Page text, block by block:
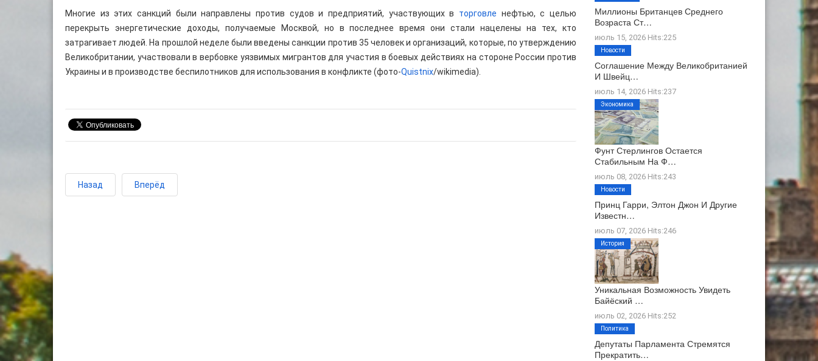
Многие из этих санкций были направлены против судов и предприятий, участвующих в торговле нефтью, с целью
перекрыть энергетические доходы, получаемые Москвой, но в последнее время они стали нацелены на тех, кто
затрагивает людей. На прошлой неделе были введены санкции против 35 человек и организаций, которые, по утверждению
Великобритании, участвовали в вербовке уязвимых мигрантов для участия в боевых действиях на стороне России против
Украины и в производстве беспилотников для использования в конфликте (фото-Quistnix/wikimedia).
Назад Вперёд
Миллионы Британцев Среднего
Возраста Ст…
июль 15, 2026 Hits:225
Соглашение Между Великобританией
И Швейц…
июль 14, 2026 Hits:237
Новости
Фунт Стерлингов Остается
Стабильным На Ф…
июль 08, 2026 Hits:243
Экономика
Принц Гарри, Элтон Джон И Другие
Известн…
июль 07, 2026 Hits:246
Новости
Уникальная Возможность Увидеть
Байёский …
июль 02, 2026 Hits:252
История
Депутаты Парламента Стремятся
Прекратить…
Политика